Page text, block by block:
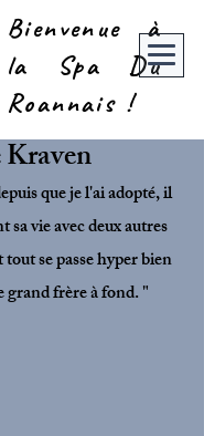
Bienvenue à
la Spa Du
Roannais !
que je l'ai adopté, il
vie avec deux autres
se passe hyper bien
frère à fond. "